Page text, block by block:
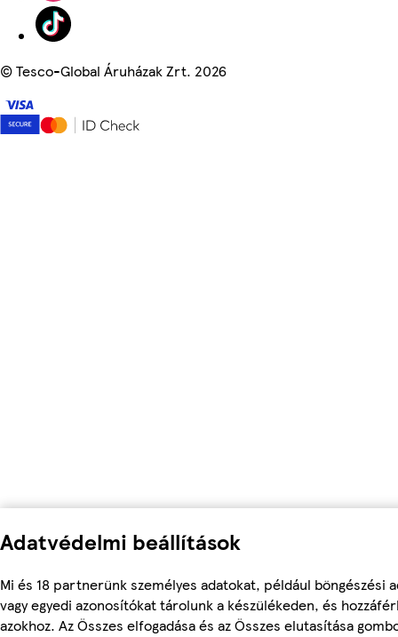
Adatvédelmi beállítások
Mi és 18 partnerünk személyes adatokat, például böngészési
vagy egyedi azonosítókat tárolunk a készülékeden, és
azokhoz. Az Összes elfogadása és az Összes elutasítása
©Tesco-Global Áruházak Zrt. 2026